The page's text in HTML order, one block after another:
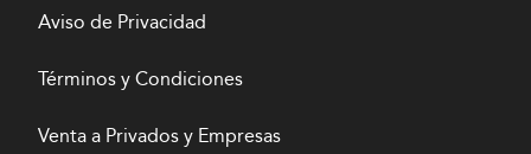
Aviso de Privacidad
Términos y Condiciones
Venta a Privados y Empresas